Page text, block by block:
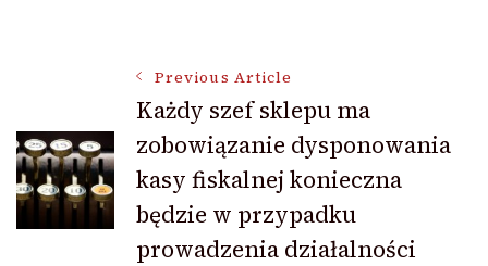
Navigation
Previous Article
Każdy szef sklepu ma
zobowiązanie dysponowania
kasy fiskalnej konieczna
będzie w przypadku
prowadzenia działalności